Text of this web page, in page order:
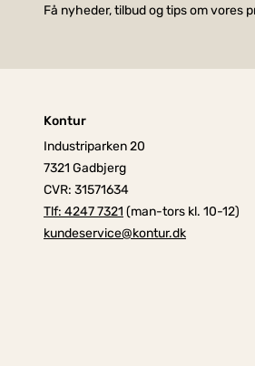
Få nyheder, tilbud og tips om vores
Kontur
Industriparken 20
7321 Gadbjerg
CVR: 31571634
Tlf: 4247 7321 (man-tors kl. 10-12)
kundeservice@kontur.dk